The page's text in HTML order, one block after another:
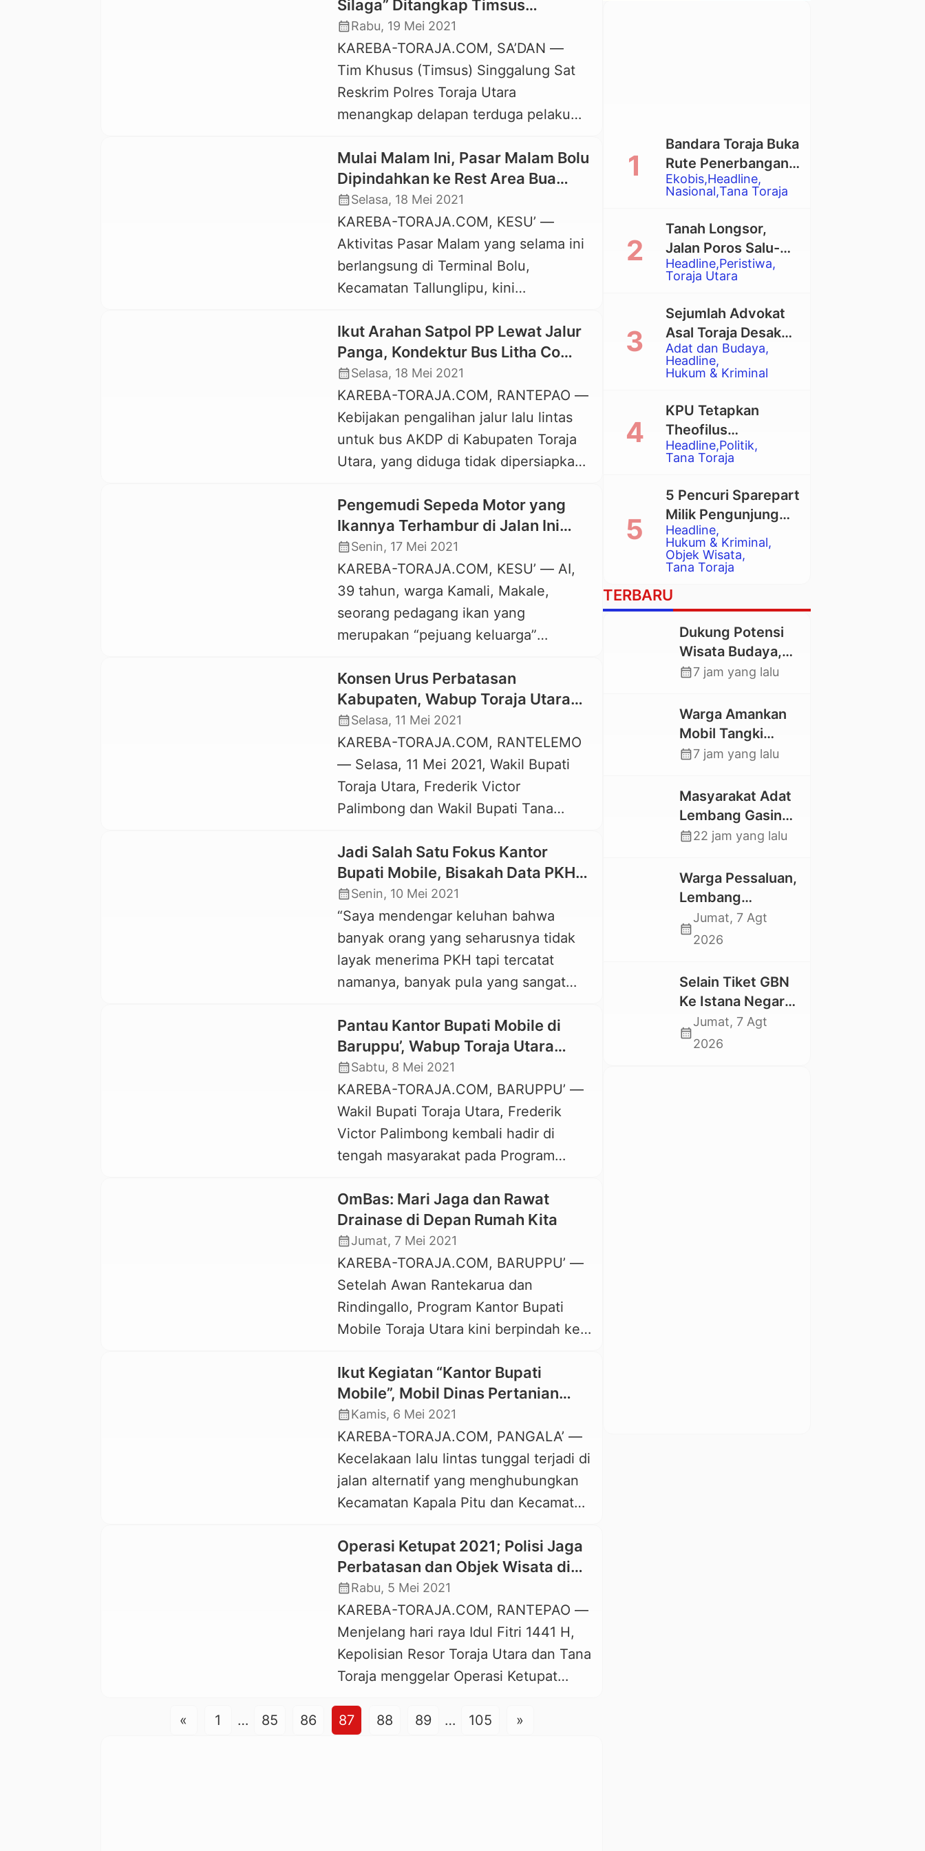
Silaga” Ditangkap Timsus
Singgalung Polres Toraja Utara
calendar_monthRabu, 19 Mei 2021
KAREBA-TORAJA.COM, SA’DAN —
Tim Khusus (Timsus) Singgalung Sat
Reskrim Polres Toraja Utara
menangkap delapan terduga pelaku
silaga) yang diselenggarakan di
Lapangan Rante Ra’da’ To’ Barana,
Kelurahan Sa’dan Malimbong,
Kecamatan Sa’dan, Kabupaten Toraja
Utara, Selasa, 18 Mei 2021. Kedelapan
terduga pelaku yang ditangkap,
diantaranya SR, 60 tahun, warga
Mulai Malam Ini, Pasar Malam Bolu
Dipindahkan ke Rest Area Bua
Tallulolo
calendar_monthSelasa, 18 Mei 2021
KAREBA-TORAJA.COM, KESU’ —
Aktivitas Pasar Malam yang selama ini
berlangsung di Terminal Bolu,
Kecamatan Tallunglipu, kini
Tallulolo, Kecamatan Kesu’, Toraja
Utara. “Aktivitasnya mulai dipindahkan
malam ini (Selasa, 18 Mei 2021). Saat
ini, kami sedang mengaturnya di sini,”
ungkap Kepala Dinas Perdagangan
Toraja Utara, Atto Matandung, saat
dikonfirmasi kareba-toraja.com,
Ikut Arahan Satpol PP Lewat Jalur
Panga, Kondektur Bus Litha Co
Meninggal Tersengat Listrik
calendar_monthSelasa, 18 Mei 2021
KAREBA-TORAJA.COM, RANTEPAO —
Kebijakan pengalihan jalur lalu lintas
untuk bus AKDP di Kabupaten Toraja
Utara, yang diduga tidak dipersiapkan
non teknis, memakan korban. Seorang
kondektur bus AKDP, Litha & Co,
bernama Agung, 16 tahun, meregang
nyawa setelah tersengat kabel listrik
yang melintang di jalan poros Ba’tan-
Rantepaku, Kelurahan Rantepaku
Tallunglipu, Kecamatan […]
Pengemudi Sepeda Motor yang
Ikannya Terhambur di Jalan Ini
Meninggal Dunia
calendar_monthSenin, 17 Mei 2021
KAREBA-TORAJA.COM, KESU’ — AI,
39 tahun, warga Kamali, Makale,
seorang pedagang ikan yang
merupakan “pejuang keluarga”
rumah sakit setelah sepeda motornya
mengalami kecelakaan lalu lintas di di
jalan poros Rantepao – Makale,
tepatanya di KM 8 Buntu Buaya,
Lembang Tadongkon Kecamatan Kesu’,
Toraja Utara, Senin, 17 Mei 2021 pagi.
Keterangan […]
Konsen Urus Perbatasan
Kabupaten, Wabup Toraja Utara
Optimis Tuntas Bulan Juni
calendar_monthSelasa, 11 Mei 2021
KAREBA-TORAJA.COM, RANTELEMO
— Selasa, 11 Mei 2021, Wakil Bupati
Toraja Utara, Frederik Victor
Palimbong dan Wakil Bupati Tana
Buntu Buaya, yang merupakan
perbatasan Lembang Tadongkon
(Toraja Utara) dan Kelurahan Sarira
(Tana Toraja). Hadir pula Sekretaris
Daerah Tana Toraja, Semuel Tande
Bura dan Kabag Pemerintahan dari
kedua kabupaten. Kedua petinggi
Jadi Salah Satu Fokus Kantor
Bupati Mobile, Bisakah Data PKH
dan Bansos Lainnya Berubah?
calendar_monthSenin, 10 Mei 2021
“Saya mendengar keluhan bahwa
banyak orang yang seharusnya tidak
layak menerima PKH tapi tercatat
namanya, banyak pula yang sangat
kita validasi kembali.” — Yohanis
Bassang — Bupati Toraja Utara.
KAREBA-TORAJA.COM, RANTEPAO —
Selain administrasi kependudukan,
seperti Kartu Tanda Penduduk (KTP-
el), akta nikah dan kelahiran, fokus
pelayanan dalam Program […]
Pantau Kantor Bupati Mobile di
Baruppu’, Wabup Toraja Utara
Disambut Hangat Warga
calendar_monthSabtu, 8 Mei 2021
KAREBA-TORAJA.COM, BARUPPU’ —
Wakil Bupati Toraja Utara, Frederik
Victor Palimbong kembali hadir di
tengah masyarakat pada Program
Baruppu’, Sabtu, 8 Mei 2021. Kehadiran
Bro Dedy, begitu Frederik Victor
Palimbong biasa disapa, disambut
hangat warga setempat. Banyak warga
yang mendekat dan berdiskusi
sekaligus “curhat” ke orang nomor dua
di Toraja Utara […]
OmBas: Mari Jaga dan Rawat
Drainase di Depan Rumah Kita
calendar_monthJumat, 7 Mei 2021
KAREBA-TORAJA.COM, BARUPPU’ —
Setelah Awan Rantekarua dan
Rindingallo, Program Kantor Bupati
Mobile Toraja Utara kini berpindah ke
Bupati Mobile di Kecamatan Baruppu’
akan berlangsung selama dua hari, 7-8
Mei 2021. Selain mengajak masyarakat
untuk mengawasi kinerja aparatur
pemerintah, mulai dari Lembang,
Lurah, hingga Kecamatan, Bupati
Toraja Utara, Yohanis Bassang, juga
Ikut Kegiatan “Kantor Bupati
Mobile”, Mobil Dinas Pertanian
Toraja Utara Terbalik
calendar_monthKamis, 6 Mei 2021
KAREBA-TORAJA.COM, PANGALA’ —
Kecelakaan lalu lintas tunggal terjadi di
jalan alternatif yang menghubungkan
Kecamatan Kapala Pitu dan Kecamatan
Lembang Benteng Ka’do, Kecamatan
Kapala Pitu, Toraja Utara, Kamis, 6 Mei
2021 pagi. Kecelakaan tunggal
tersebut melibatkan sebuah minibus
Toyota Rush dengan nomor polisi DD
1035 UM milik Dinas Pertanian
Kabupaten Toraja […]
Operasi Ketupat 2021; Polisi Jaga
Perbatasan dan Objek Wisata di
Toraja
calendar_monthRabu, 5 Mei 2021
KAREBA-TORAJA.COM, RANTEPAO —
Menjelang hari raya Idul Fitri 1441 H,
Kepolisian Resor Toraja Utara dan Tana
Toraja menggelar Operasi Ketupat
selama 12 hari, mulai 6-17 Mei 2021.
« 1 … 85 86 87 88 89 … 105 »
Ekobis Headline
Nasional Tana Toraja
Bandara Toraja Buka
Rute Penerbangan
Langsung Toraja-
Balikpapan
Headline Peristiwa
Toraja Utara
Tanah Longsor,
Jalan Poros Salu-
Dende’ Tertutup
Total
Adat dan Budaya
Headline
Hukum & Kriminal
Sejumlah Advokat
Asal Toraja Desak
Mahkamah Agung
Larang Penggunaan
Eksekusi Rumah
Adat Tongkonan
Headline Politik
Tana Toraja
KPU Tetapkan
Theofilus
Allorerung dan
Zadrak Tombe
sebagai Bupati dan
Wakil Bupati Tana
Toraja Terpilih
Headline
Hukum & Kriminal
Objek Wisata
Tana Toraja
5 Pencuri Sparepart
Milik Pengunjung
Objek Wisata
Pango-Pango
Ditangkap Polisi
TERBARU
Dukung Potensi
Wisata Budaya,
Mahasiswa KKNT
Kelurahan
Nonongan Utara
Pasang Papan
Digital
calendar_month7 jam yang lalu
Warga Amankan
Mobil Tangki
Pelansir, Kasat
Toraja Utara:
Proses Hukum
Berjalan
calendar_month7 jam yang lalu
Masyarakat Adat
Lembang Gasing
Mengkendek Usir
yang Rusak
Kawasan Hutan
calendar_month22 jam yang lalu
Warga Pessaluan,
Lembang
Gandangbatu
Swadaya Cor
calendar_month
Jumat, 7 Agt
2026
Selain Tiket GBN
Ke Istana Negara,
Mahasiswa UKI
Toraja Oktavia
calendar_month
Jumat, 7 Agt
2026